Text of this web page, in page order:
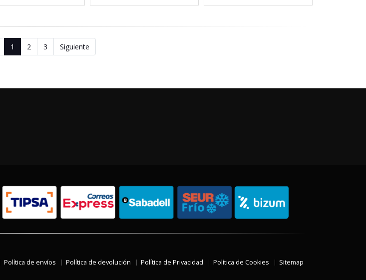
1 2 3 Siguiente
Política de envíos Política de devolución Política de Privacidad Política de Cookies Sitemap